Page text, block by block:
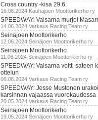
Cross country -kisa 29.6.
16.06.2024 Kauhajoen Moottorikerho ry
SPEEDWAY: Valsarna murjoi
14.06.2024 Varkaus Racing Team ry
Seinäjoen Moottorikerho
12.06.2024 Seinäjoen Moottorikerho ry
Seinäjoen Moottorikerho
11.06.2024 Seinäjoen Moottorikerho ry
SPEEDWAY: Valsarna voitti sateen
ottelun
06.06.2024 Varkaus Racing Team ry
SPEEDWAY: Jesse Mustonen
karsinnan vajaassa vuorokaudessa
20.05.2024 Varkaus Racing Team ry
Seinäjoen Moottorikerho
19.05.2024 Seinäjoen Moottorikerho ry